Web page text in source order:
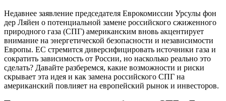
Недавнее заявление председателя Еврокомиссии Урсулы фон
дер Ляйен о потенциальной замене российского сжиженного
природного газа (СПГ) американским вновь акцентирует
внимание на энергетической безопасности и независимости
Европы. ЕС стремится диверсифицировать источники газа и
сократить зависимость от России, но насколько реально это
сделать? Давайте разберемся, какие возможности и риски
скрывает эта идея и как замена российского СПГ на
американский повлияет на европейский рынок и инвесторов.